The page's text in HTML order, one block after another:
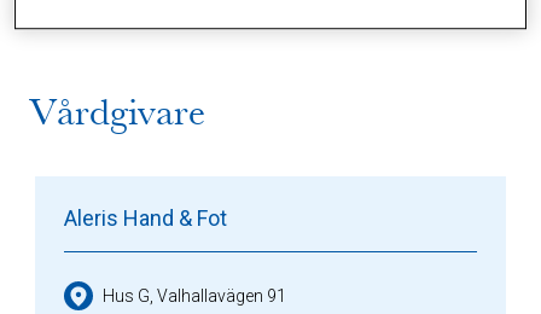
Vårdgivare
Aleris Hand & Fot
Hus G, Valhallavägen 91